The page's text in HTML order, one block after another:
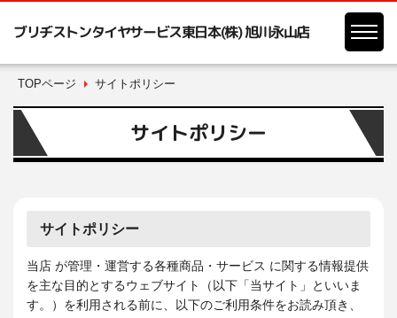
ブリヂストンタイヤサービス東日本(株) 旭川永山店
TOPページ サイトポリシー
サイトポリシー
サイトポリシー
当店 が管理・運営する各種商品・サービス に関する情報提供
を主な目的とするウェブサイト（以下「当サイト」といいま
す。）を利用される前に、以下のご利用条件をお読み頂き、